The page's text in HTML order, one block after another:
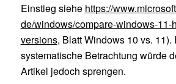
Einstieg siehe https://
de/windows/compare-windows-11-
versions, Blatt Windows 10 vs. 11).
systematische Betrachtung würde
Artikel jedoch sprengen.